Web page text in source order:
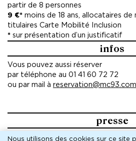
partir de 8 personnes
9 €* moins de 18 ans, allocataires de
titulaires Carte Mobilité Inclusion
* sur présentation d’un justificatif
infos
Vous pouvez aussi réserver
par téléphone au 01 41 60 72 72
ou par mail à reservation@mc93.com
presse
Pour toute demande, veuillez
Nous utilisons des cookies sur ce site